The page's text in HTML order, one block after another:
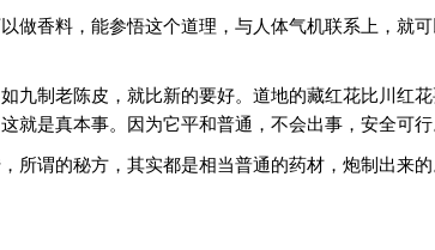
做香料，能参悟这个道理，与人体气机联系上，
九制老陈皮，就比新的要好。道地的藏红花比川
就是真本事。因为它平和普通，不会出事，安全可行
所谓的秘方，其实都是相当普通的药材，炮制出来的